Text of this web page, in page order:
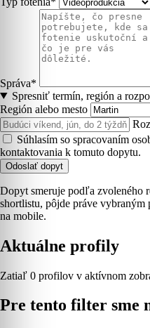
Správa*
Spresniť termín, región a
Región alebo mesto
Súhlasím so spracovaním
kontaktovania k tomuto dopytu.
Odoslať dopyt
Dopyt smeruje podľa zvoleného
shortlistu, pôjde práve
na mobile.
Aktuálne profily
Zatiaľ 0 profilov v aktívnom
Pre tento filter sme